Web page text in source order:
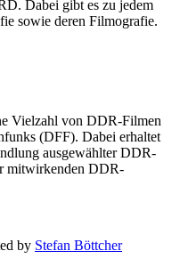
Dabei gibt es zu jedem
sowie deren Filmografie.
Vielzahl von DDR-Filmen
(DFF). Dabei erhaltet
ausgewählter DDR-
mitwirkenden DDR-
by Stefan Böttcher